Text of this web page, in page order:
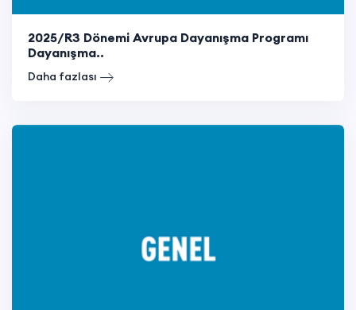
2025/R3 Dönemi Avrupa Dayanışma Programı
Dayanışma..
Daha fazlası